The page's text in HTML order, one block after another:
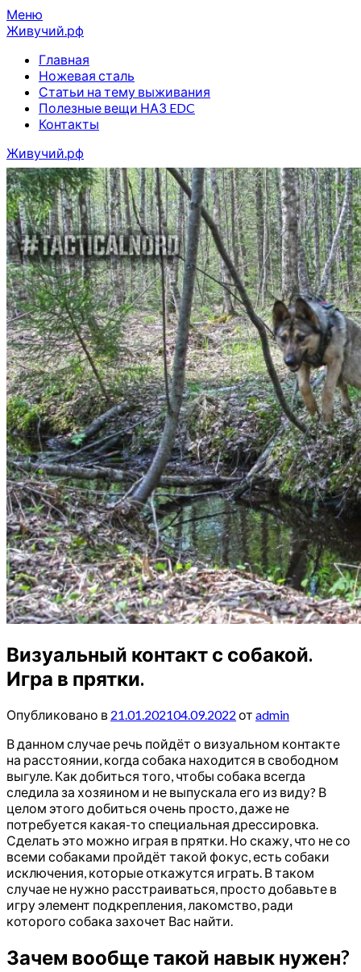
Перейти
к
Меню
Живучий.рф
Главная
Ножевая сталь
Статьи на тему выживания
Полезные вещи НАЗ EDC
Контакты
Живучий.рф
Визуальный контакт с собакой.
Игра в прятки.
Опубликовано в 21.01.202104.09.2022 от admin
В данном случае речь пойдёт о визуальном контакте
на расстоянии, когда собака находится в свободном
выгуле. Как добиться того, чтобы собака всегда
следила за хозяином и не выпускала его из виду? В
целом этого добиться очень просто, даже не
потребуется какая-то специальная дрессировка.
Сделать это можно играя в прятки. Но скажу, что не со
всеми собаками пройдёт такой фокус, есть собаки
исключения, которые откажутся играть. В таком
случае не нужно расстраиваться, просто добавьте в
игру элемент подкрепления, лакомство, ради
которого собака захочет Вас найти.
Зачем вообще такой навык нужен?